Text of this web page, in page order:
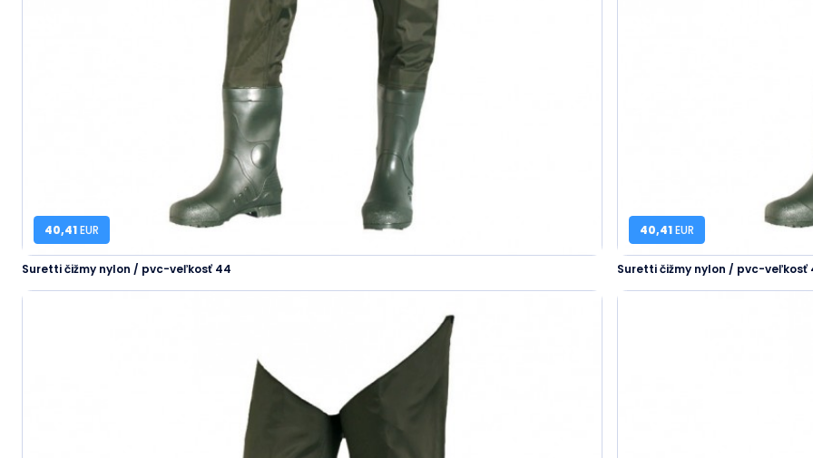
40,41EUR
Suretti čižmy nylon / pvc-veľkosť 44
40,41EUR
Suretti čižmy nylon / pvc-veľkosť